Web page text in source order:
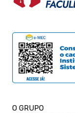
O GRUPO